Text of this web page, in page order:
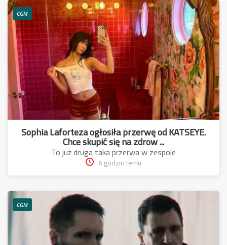
CGM
Sophia Laforteza ogłosiła przerwę od KATSEYE.
Chce skupić się na zdrow ...
To już druga taka przerwa w zespole
6 godzin temu
CGM